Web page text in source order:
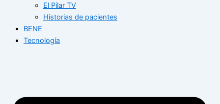
El Pilar TV
Historias de pacientes
BENE
Tecnología